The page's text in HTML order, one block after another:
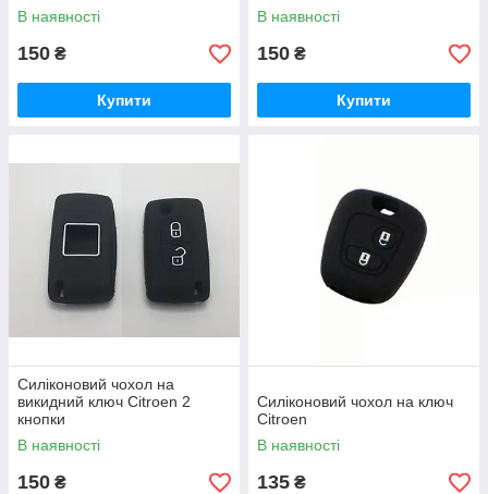
В наявності
150 ₴
Купити
В наявності
150 ₴
Купити
Силіконовий чохол на
викидний ключ Citroen 2
кнопки
В наявності
150 ₴
Силіконовий чохол на ключ
Citroen
В наявності
135 ₴